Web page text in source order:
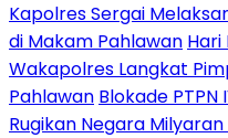
Kapolres Sergai
di Makam Pahlawan
Wakapolres Langkat
Pahlawan Blokade PTPN
Rugikan Negara Milyaran